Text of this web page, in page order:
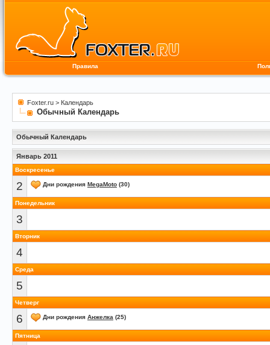
Правила
Foxter.ru > Календарь
Обычный Календарь
Обычный Календарь
Январь 2011
Воскресенье
2 Дни рождения MegaMoto (30)
Понедельник
3
Вторник
4
Среда
5
Четверг
6 Дни рождения Анжелка (25)
Пятница